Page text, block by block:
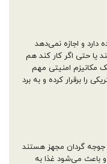
و اجازه نمی‌دهد
یا حتی اگر کار کند هم
مکانیزم امنیتی مهم
را برقرار کرده و به برد
جوجه گردان مجهز هستند
باعث می‌شود غذا به